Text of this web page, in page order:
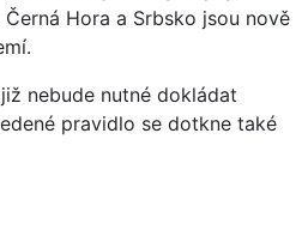
Hora a Srbsko jsou nově
nebude nutné dokládat
pravidlo se dotkne také